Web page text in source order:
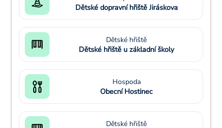
Dětské dopravní hřiště Jiráskova
Dětské hřiště
Dětské hřiště u základní školy
Hospoda
Obecní Hostinec
Dětské hřiště